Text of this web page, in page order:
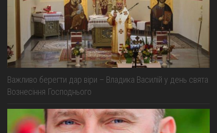
Важливо берегти дар віри – Владика Василій у день свята
Вознесіння Господнього